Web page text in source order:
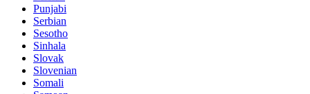
Punjabi
Serbian
Sesotho
Sinhala
Slovak
Slovenian
Somali